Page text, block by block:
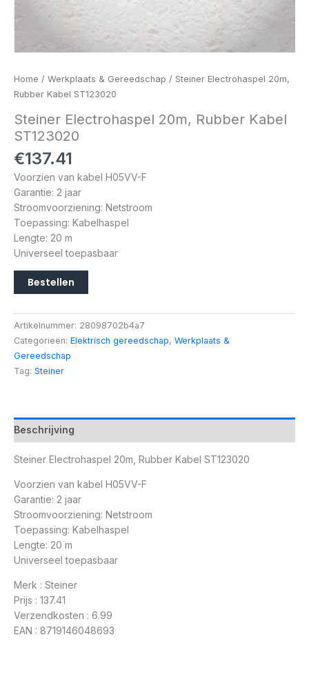
Home / Werkplaats & Gereedschap / Steiner Electrohaspel 20m,
Rubber Kabel ST123020
Steiner Electrohaspel 20m, Rubber Kabel
ST123020
€137.41
Voorzien van kabel H05VV-F
Garantie: 2 jaar
Stroomvoorziening: Netstroom
Toepassing: Kabelhaspel
Lengte: 20 m
Universeel toepasbaar
Bestellen
Artikelnummer: 28098702b4a7
Categorieën: Elektrisch gereedschap, Werkplaats &
Gereedschap
Tag: Steiner
Beschrijving
Steiner Electrohaspel 20m, Rubber Kabel ST123020
Voorzien van kabel H05VV-F
Garantie: 2 jaar
Stroomvoorziening: Netstroom
Toepassing: Kabelhaspel
Lengte: 20 m
Universeel toepasbaar
Merk : Steiner
Prijs : 137.41
Verzendkosten : 6.99
EAN : 8719146048693